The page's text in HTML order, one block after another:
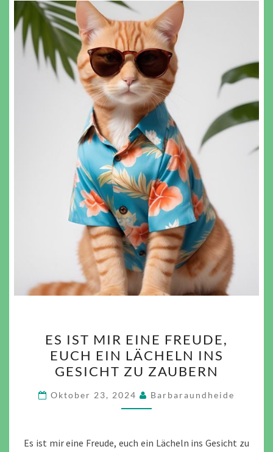
IST
MIR
EINE
FREUDE,
EUCH
LÄCHELN
ES IST MIR EINE FREUDE,
EUCH EIN LÄCHELN INS
GESICHT ZU ZAUBERN
Oktober 23, 2024 Barbaraundheide
Es ist mir eine Freude, euch ein Lächeln ins Gesicht zu